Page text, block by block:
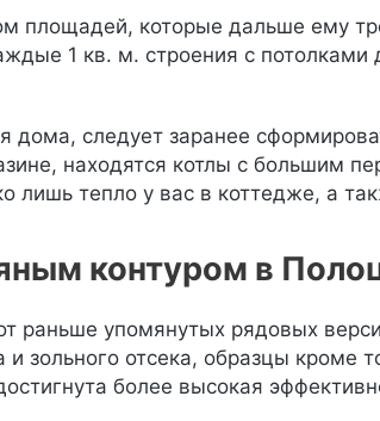
площадей, которые дальше ему
1 кв. м. строения с
дома, следует заранее
находятся котлы с большим
лишь тепло у вас в коттедже, а
контуром в
раньше упомянутых рядовых
зольного отсека, образцы кроме
более высокая